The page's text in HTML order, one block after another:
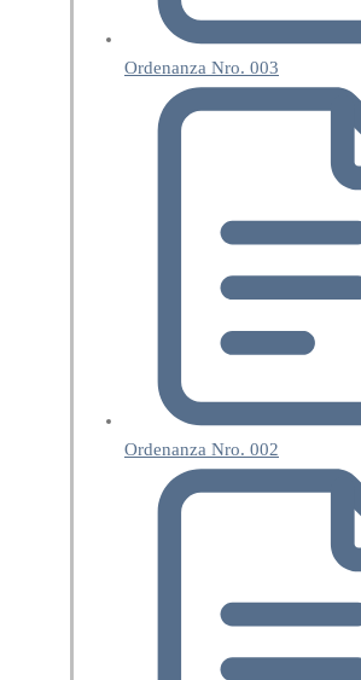
Ordenanza Nro. 003
Ordenanza Nro. 002